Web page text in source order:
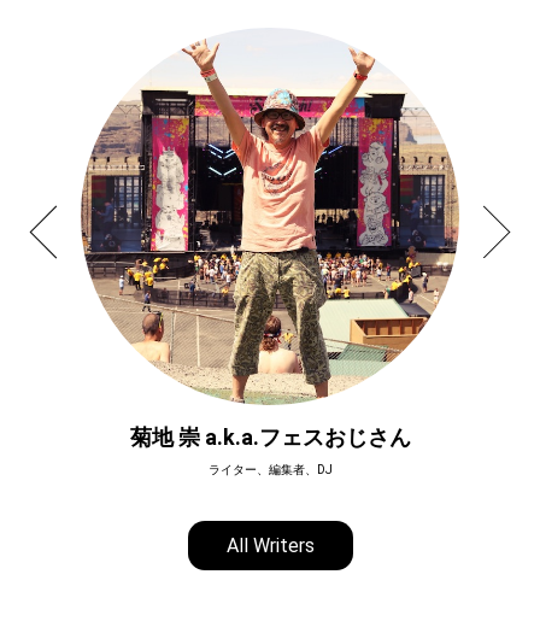
菊地 崇 a.k.a.フェスおじさん
ライター、編集者、DJ
All Writers